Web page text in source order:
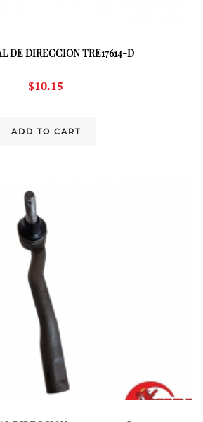
DE DIRECCION TRE17614-D
$10.15
ADD TO CART